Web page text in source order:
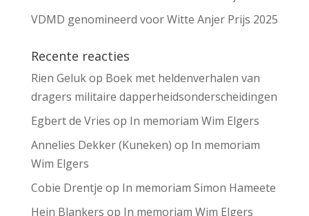
VDMD genomineerd voor Witte Anjer Prijs 2025
Recente reacties
Rien Gelukop Boek met heldenverhalen van
dragers militaire dapperheidsonderscheidingen
Egbert de Vries op In memoriam Wim Elgers
Annelies Dekker (Kuneken) op In memoriam
Wim Elgers
Cobie Drentje op In memoriam Simon Hameete
Hein Blankers op In memoriam Wim Elgers